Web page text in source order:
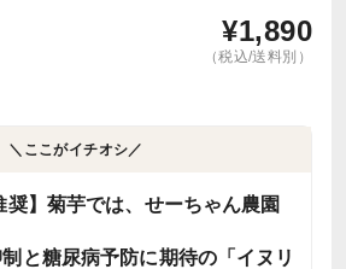
¥1,890
（税込/送料別）
＼ここがイチオシ／
奨】菊芋では、せーちゃん農園
と糖尿病予防に期待の「イヌリ